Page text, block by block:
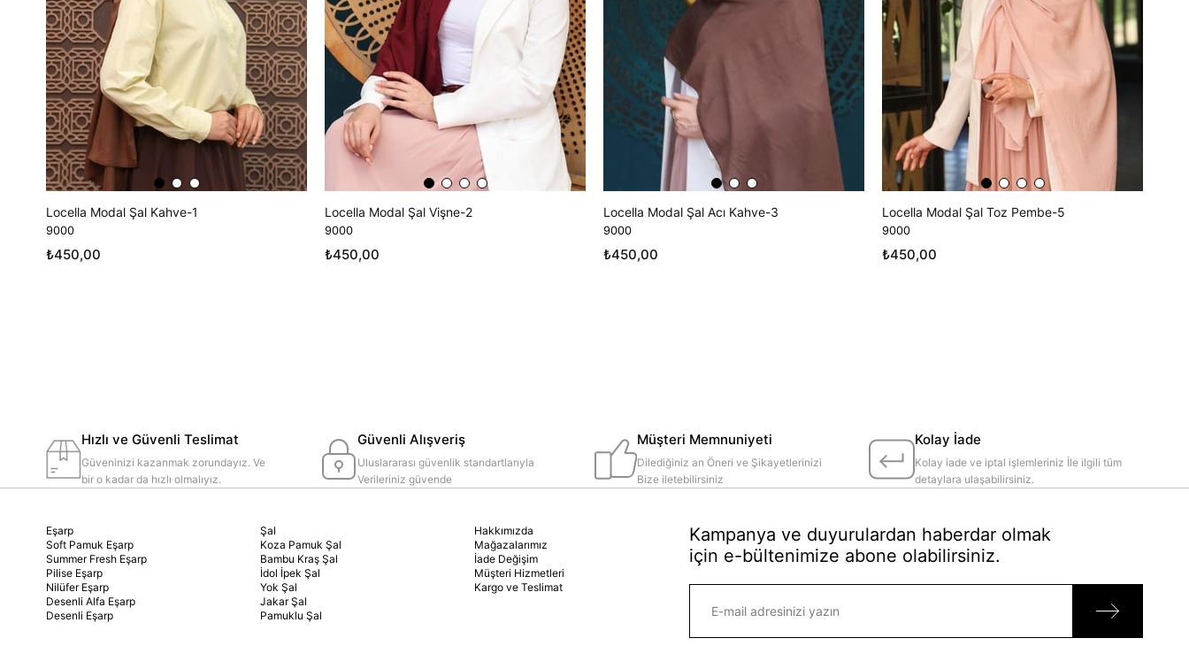
Locella Modal Şal Kahve-1
9000
₺450,00
Locella Modal Şal Vişne-2
9000
₺450,00
Locella Modal Şal Acı Kahve-3
9000
₺450,00
Locella Modal Şal Toz Pembe-5
9000
₺450,00
Hızlı ve Güvenli Teslimat
Güveninizi kazanmak zorundayız. Ve
bir o kadar da hızlı olmalıyız.
Güvenli Alışveriş
Uluslararası güvenlik standartlarıyla
Verileriniz güvende
Müşteri Memnuniyeti
Dilediğiniz an Öneri ve Şikayetlerinizi
Bize iletebilirsiniz
Kolay İade
Kolay iade ve iptal işlemleriniz İle ilgili tüm
detaylara ulaşabilirsiniz.
Eşarp
Soft Pamuk Eşarp
Summer Fresh Eşarp
Pilise Eşarp
Nilüfer Eşarp
Desenli Alfa Eşarp
Desenli Eşarp
Şal
Koza Pamuk Şal
Bambu Kraş Şal
İdol İpek Şal
Yok Şal
Jakar Şal
Pamuklu Şal
Hakkımızda
Mağazalarımız
İade Değişim
Müşteri Hizmetleri
Kargo ve Teslimat
Kampanya ve duyurulardan haberdar olmak
için e-bültenimize abone olabilirsiniz.